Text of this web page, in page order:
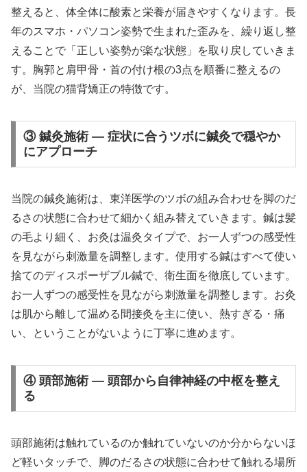
整えると、体全体に酸素と栄養が届きやすくなります。長
年のスマホ・パソコン姿勢で生まれた歪みを、繰り返し整
えることで「正しい姿勢が楽な状態」を取り戻していきま
す。胸郭と肩甲骨・首の付け根の3点を順番に整えるの
が、当院の猫背矯正の特徴です。
③ 鍼灸施術 — 症状に合うツボに鍼灸で穏やか
にアプローチ
当院の鍼灸施術は、東洋医学のツボの組み合わせを脚のだ
るさの状態に合わせて細かく組み替えていきます。鍼は髪
の毛より細く、お灸は温灸タイプで、お一人ずつの感受性
を見ながら刺激量を調整します。使用する鍼はすべて使い
捨てのディスポーザブル鍼で、衛生面を徹底しています。
お一人ずつの感受性を見ながら刺激量を調整します。お灸
は肌から離して温める間接灸を主に使い、熱すぎる・痛
い、ということがないように丁寧に進めます。
④ 頭部施術 — 頭部から自律神経の中枢を整え
る
頭部施術は触れているのか触れていないのか分からないほ
ど軽いタッチで、脚のだるさの状態に合わせて触れる場所